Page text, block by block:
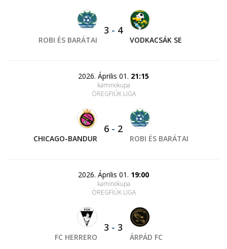
ROBI ÉS BARÁTAI
3 - 4
VODKACSÁK SE
2026. Április 01. 21:15
kaminokupa
ÖREGFIÚK LIGA
CHICAGO-BANDUR
6 - 2
ROBI ÉS BARÁTAI
2026. Április 01. 19:00
kaminokupa
ÖREGFIÚK LIGA
FC HERRERO
3 - 3
ÁRPÁD FC